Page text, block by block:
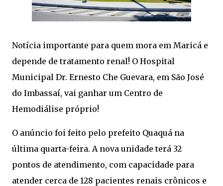
Notícia importante para quem mora em Maricá e
depende de tratamento renal! O Hospital
Municipal Dr. Ernesto Che Guevara, em São José
do Imbassaí, vai ganhar um Centro de
Hemodiálise próprio!
O anúncio foi feito pelo prefeito Quaquá na
última quarta-feira. A nova unidade terá 32
pontos de atendimento, com capacidade para
atender cerca de 128 pacientes renais crônicos e